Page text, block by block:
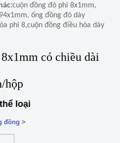
cuộn đồng đỏ phi 8x1mm,
ống đồng đỏ dày
phi 8,cuộn đồng điều hòa dày
có chiều dài
hộp
loại
đồng >